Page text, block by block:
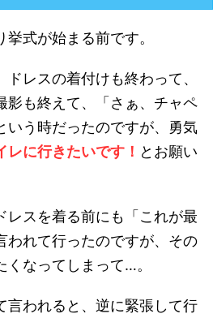
式が始まる前です。
レスの着付けも終わって、
影も終えて、「さぁ、チャペ
いう時だったのですが、勇気
レに行きたいです！ とお願い
レスを着る前にも「これが最
われて行ったのですが、その
なってしまって…。
言われると、逆に緊張して行